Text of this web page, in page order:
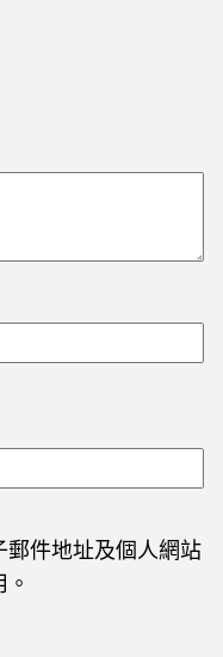
郵件地址及個人網站